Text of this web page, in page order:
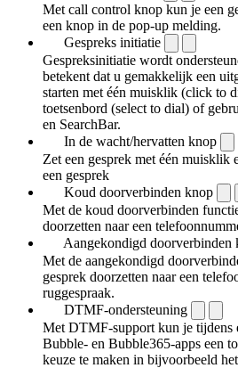
Met call control knop kun je een
een knop in de pop-up melding.
Gespreks initiatie
Gespreksinitiatie wordt
betekent dat u gemakkelijk een
starten met één muisklik (click to
toetsenbord (select to dial) of
en SearchBar.
In de wacht/hervatten knop
Zet een gesprek met één muisklik
een gesprek
Koud doorverbinden knop
Met de koud doorverbinden
doorzetten naar een
Aangekondigd doorverbinden
Met de aangekondigd
gesprek doorzetten naar een
ruggespraak.
DTMF-ondersteuning
Met DTMF-support kun je tijdens
Bubble- en Bubble365-apps een
keuze te maken in bijvoorbeeld